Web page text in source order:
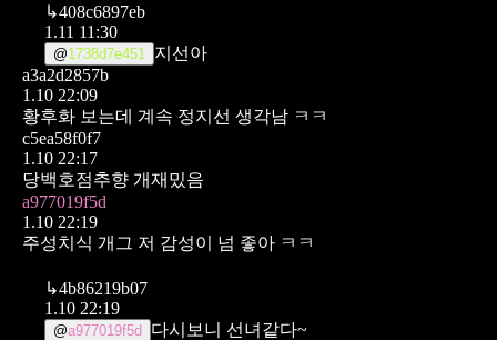
↳408c6897eb
1.11 11:30
@1738d7e451
지선아
a3a2d2857b
1.10 22:09
황후화 보는데 계속 정지선 생각남 ㅋㅋ
c5ea58f0f7
1.10 22:17
당백호점추향 개재밌음
a977019f5d
1.10 22:19
주성치식 개그 저 감성이 넘 좋아 ㅋㅋ
↳4b86219b07
1.10 22:19
@a977019f5d 다시보니 선녀같다~